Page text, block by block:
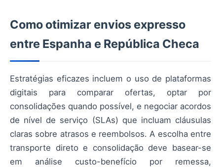
Como otimizar envios expresso
entre Espanha e República Checa
Estratégias eficazes incluem o uso de plataformas
digitais para comparar ofertas, optar por
consolidações quando possível, e negociar acordos
de nível de serviço (SLAs) que incluam cláusulas
claras sobre atrasos e reembolsos. A escolha entre
transporte direto e consolidação deve basear-se
em análise custo-benefício por remessa,